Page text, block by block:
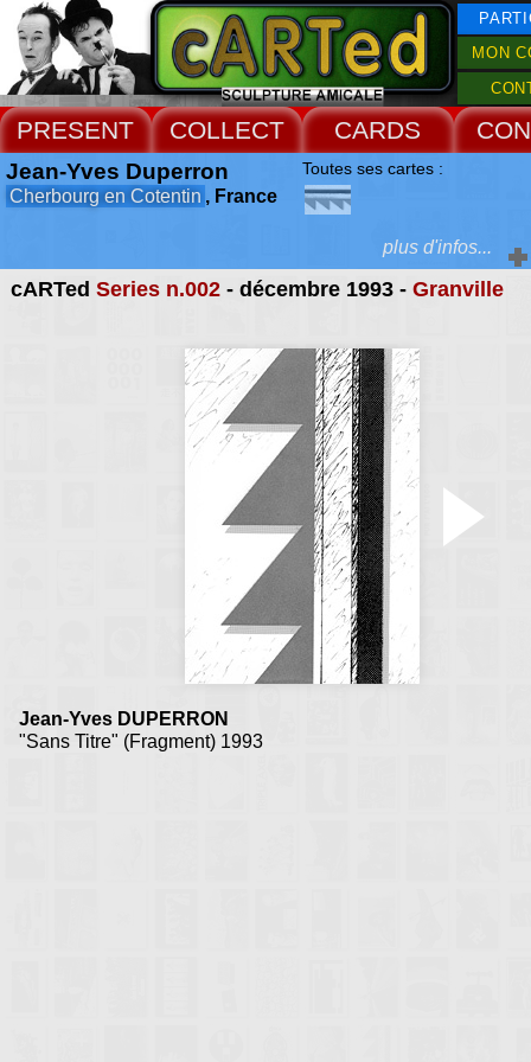
MON
PRESENT COLLECT CARDS
cARTed Series n.002- décembre 1993 - Granville
Jean-Yves DUPERRON
"Sans Titre" (Fragment) 1993
Jean-Yves Duperron
Cherbourg en Cotentin , France
Toutes ses cartes :
Extras :
plus d'infos...